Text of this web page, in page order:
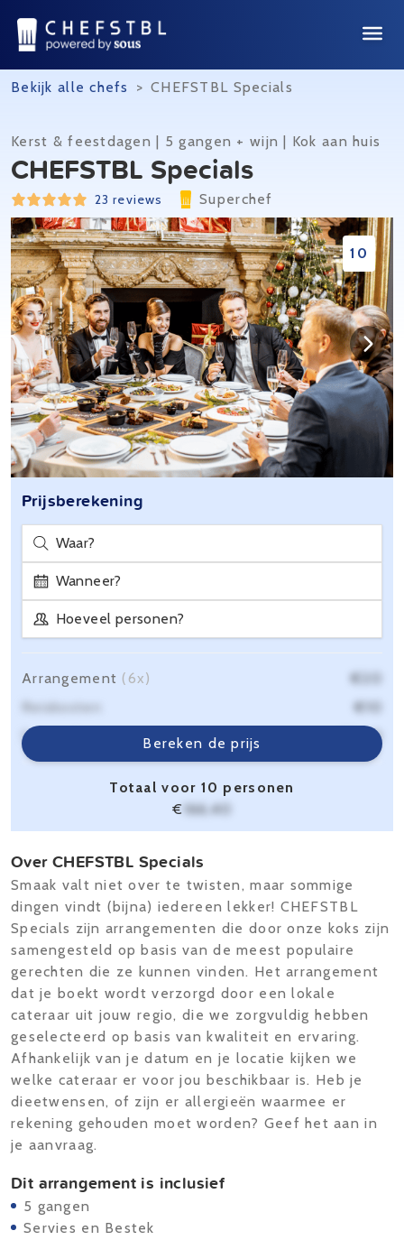
Bekijk alle chefs > CHEFSTBL Specials
Kerst & feestdagen | 5 gangen + wijn | Kok aan huis
CHEFSTBL Specials
23 reviews Superchef
10
Prijsberekening
Waar?
Wanneer?
Hoeveel personen?
Bereken de prijs
Arrangement (6x)
€20
Reiskosten
€10
Servicekosten
€6,40
Totaal voor 10 personen
€ 166,40
Over CHEFSTBL Specials
Smaak valt niet over te twisten, maar sommige
dingen vindt (bijna) iedereen lekker! CHEFSTBL
Specials zijn arrangementen die door onze koks zijn
samengesteld op basis van de meest populaire
gerechten die ze kunnen vinden. Het arrangement
dat je boekt wordt verzorgd door een lokale
cateraar uit jouw regio, die we zorgvuldig hebben
geselecteerd op basis van kwaliteit en ervaring.
Afhankelijk van je datum en je locatie kijken we
welke cateraar er voor jou beschikbaar is. Heb je
dieetwensen, of zijn er allergieën waarmee er
rekening gehouden moet worden? Geef het aan in
je aanvraag.
Dit arrangement is inclusief
5 gangen
Servies en Bestek